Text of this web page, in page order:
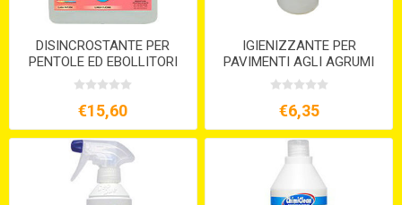
DISINCROSTANTE PER
PENTOLE ED EBOLLITORI
DISKAL LT.5
€15,60
IGIENIZZANTE PER
PAVIMENTI AGLI AGRUMI
ML.750 KLORALINA
€6,35